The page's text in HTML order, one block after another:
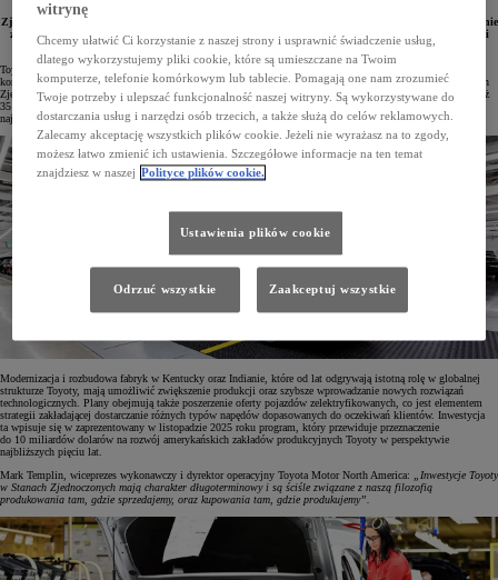
Toyota przeznaczy ponad miliard dolarów na rozwój swoich zakładów produkcyjnych w Stanach
Zjednoczonych zlokalizowanych w Kentucky oraz Indianie. Inwestycja ma na celu zarówno zwiększenie
zdolności wytwórczych obecnie produkowanych modeli, jak i wdrożenie nowej, zaawansowanej linii
montażowej przeznaczonej do produkcji samochodów w pełni elektrycznych.
Toyota jest największym producentem samochodów na świecie, a w samym 2025 roku w 72 fabrykach
koncernu wyprodukowano ponad 11 milionów pojazdów. Marka prowadzi działalność produkcyjną w Stanach
Zjednoczonych od czterech dekad, a łączna liczba aut wytworzonych w tamtejszych zakładach przekroczyła już
35 milionów. Z okazji 40-lecia funkcjonowania Toyota Motor Manufacturing Kentucky (TMMK), czyli
największej fabryki koncernu na świecie, ogłoszono kolejną inwestycję przekraczającą miliard dolarów.
Modernizacja i rozbudowa fabryk w Kentucky oraz Indianie, które od lat odgrywają istotną rolę w globalnej
strukturze Toyoty, mają umożliwić zwiększenie produkcji oraz szybsze wprowadzanie nowych rozwiązań
technologicznych. Plany obejmują także poszerzenie oferty pojazdów zelektryfikowanych, co jest elementem
strategii zakładającej dostarczanie różnych typów napędów dopasowanych do oczekiwań klientów. Inwestycja
ta wpisuje się w zaprezentowany w listopadzie 2025 roku program, który przewiduje przeznaczenie
do 10 miliardów dolarów na rozwój amerykańskich zakładów produkcyjnych Toyoty w perspektywie
najbliższych pięciu lat.
Mark Templin, wiceprezes wykonawczy i dyrektor operacyjny Toyota Motor North America: „Inwestycje Toyoty
w Stanach Zjednoczonych mają charakter długoterminowy i są ściśle związane z naszą filozofią
produkowania tam, gdzie sprzedajemy, oraz kupowania tam, gdzie produkujemy”.
witrynę
Chcemy ułatwić Ci korzystanie z naszej strony i usprawnić świadczenie usług,
dlatego wykorzystujemy pliki cookie, które są umieszczane na Twoim
komputerze, telefonie komórkowym lub tablecie. Pomagają one nam zrozumieć
Twoje potrzeby i ulepszać funkcjonalność naszej witryny. Są wykorzystywane do
dostarczania usług i narzędzi osób trzecich, a także służą do celów reklamowych.
Zalecamy akceptację wszystkich plików cookie. Jeżeli nie wyrażasz na to zgody,
możesz łatwo zmienić ich ustawienia. Szczegółowe informacje na ten temat
znajdziesz w naszej Polityce plików cookie.
Ustawienia plików cookie
Odrzuć wszystkie Zaakceptuj wszystkie